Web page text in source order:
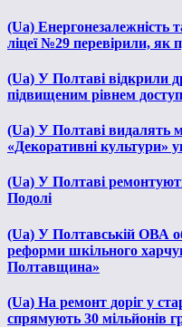
(Ua) Енергонезалежність
ліцеї №29 перевірили, як
(Ua) У Полтаві відкрили
підвищеним рівнем
(Ua) У Полтаві видалять
«Декоративні культури»
(Ua) У Полтаві
Подолі
(Ua) У Полтавській ОВА
реформи шкільного
Полтавщина»
(Ua) На ремонт доріг у
спрямують 30 мільйонів